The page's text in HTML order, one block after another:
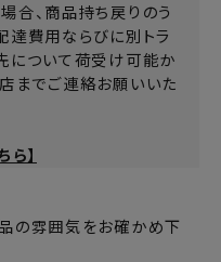
合、商品持ち戻りのう
達費用ならびに別トラ
について荷受け可能か
までご連絡お願いいた
ら】
の雰囲気をお確かめ下